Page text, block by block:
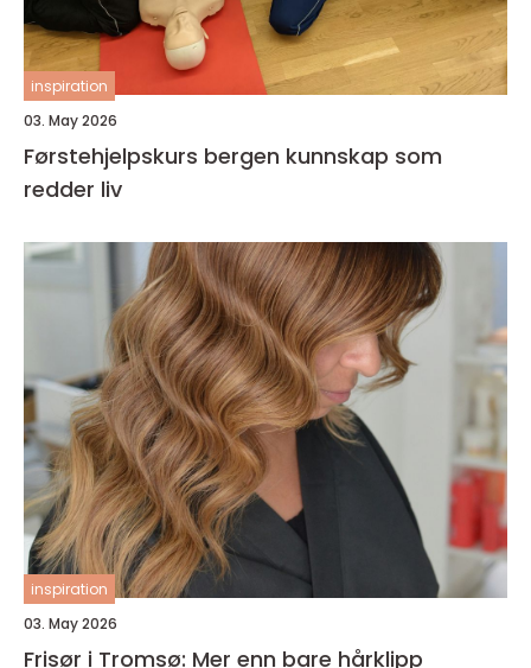
inspiration
03. May 2026
Førstehjelpskurs bergen kunnskap som
redder liv
inspiration
03. May 2026
Frisør i Tromsø: Mer enn bare hårklipp